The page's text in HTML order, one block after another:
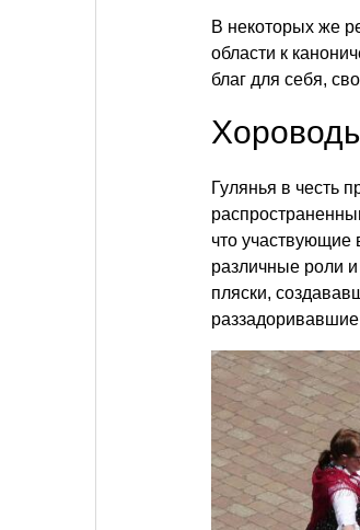
В некоторых же
области к
благ для себя,
Гулянья в честь
что участвующие
различные роли
пляски,